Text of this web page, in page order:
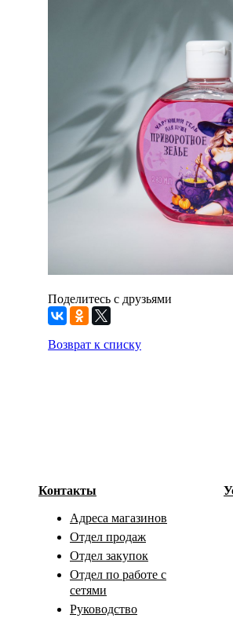
Поделитесь с друзьями
Возврат к списку
Контакты
Адреса магазинов
Отдел продаж
Отдел закупок
Отдел по работе с
сетями
Руководство